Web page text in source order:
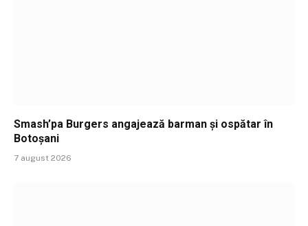
Smash’pa Burgers angajează barman și ospătar în
Botoșani
7 august 2026